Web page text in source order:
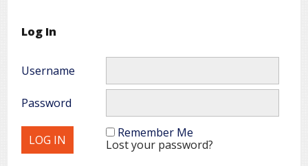
Log In
Username
Password
Remember Me
Lost your password?